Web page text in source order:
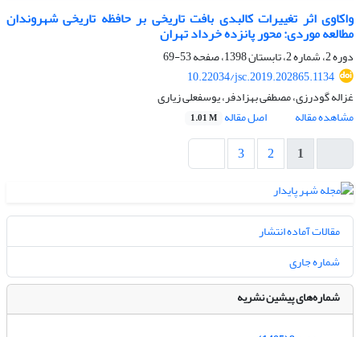
واکاوی اثر تغییرات کالبدی بافت تاریخی بر حافظه تاریخی شهروندان
مطالعه موردی: محور پانزده خرداد تهران
دوره 2، شماره 2، تابستان 1398، صفحه
53-69
10.22034/jsc.2019.202865.1134
غزاله گودرزی، مصطفی بهزادفر، یوسفعلی زیاری
مشاهده مقاله
اصل مقاله 1.01 M
1
2
3
مقالات آماده انتشار
شماره جاری
شماره‌های پیشین نشریه